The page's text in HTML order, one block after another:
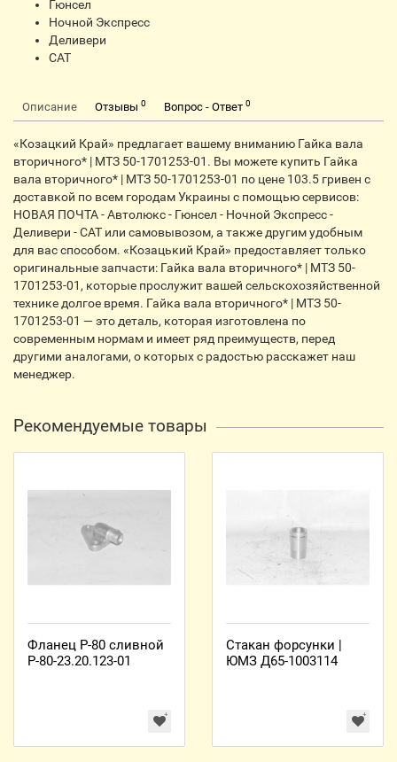
Гюнсел
Ночной Экспресс
Деливери
CАТ
Описание Отзывы 0 Вопрос - Ответ 0
«Козацкий Край» предлагает вашему вниманию Гайка вала
вторичного* | МТЗ 50-1701253-01. Вы можете купить Гайка
вала вторичного* | МТЗ 50-1701253-01 по цене 103.5 гривен с
доставкой по всем городам Украины с помощью сервисов:
НОВАЯ ПОЧТА - Автолюкс - Гюнсел - Ночной Экспресс -
Деливери - CАТ или самовывозом, а также другим удобным
для вас способом. «Козацький Край» предоставляет только
оригинальные запчасти: Гайка вала вторичного* | МТЗ 50-
1701253-01, которые прослужит вашей сельскохозяйственной
технике долгое время. Гайка вала вторичного* | МТЗ 50-
1701253-01 — это деталь, которая изготовлена по
современным нормам и имеет ряд преимуществ, перед
другими аналогами, о которых с радостью расскажет наш
менеджер.
Рекомендуемые товары
Фланец Р-80 сливной
Р-80-23.20.123-01
Стакан форсунки |
ЮМЗ Д65-1003114